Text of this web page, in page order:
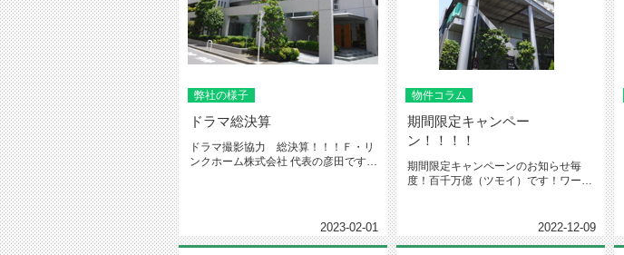
弊社の様子
ドラマ総決算
ドラマ撮影協力 総決算！！！Ｆ・リ
ンクホーム株式会社 代表の彦田です。
2023-02-01
物件コラム
期間限定キャンペー
ン！！！！
期間限定キャンペーンのお知らせ毎
度！百千万億（ツモイ）です！ワール
2022-12-09